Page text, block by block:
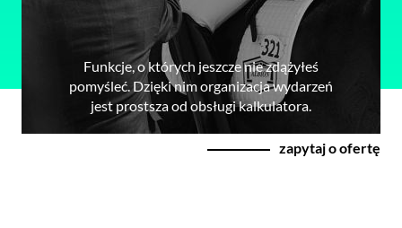
Funkcje, o których jeszcze nie zdążyłeś
pomyśleć. Dzięki nim organizacja wydarzeń
jest prostsza od obsługi kalkulatora.
zapytaj o ofertę